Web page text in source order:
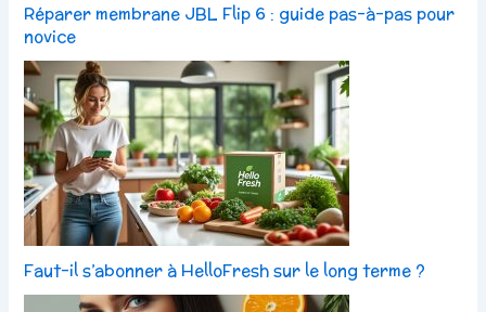
Réparer membrane JBL Flip 6 : guide pas-à-pas pour
novice
Faut-il s’abonner à HelloFresh sur le long terme ?